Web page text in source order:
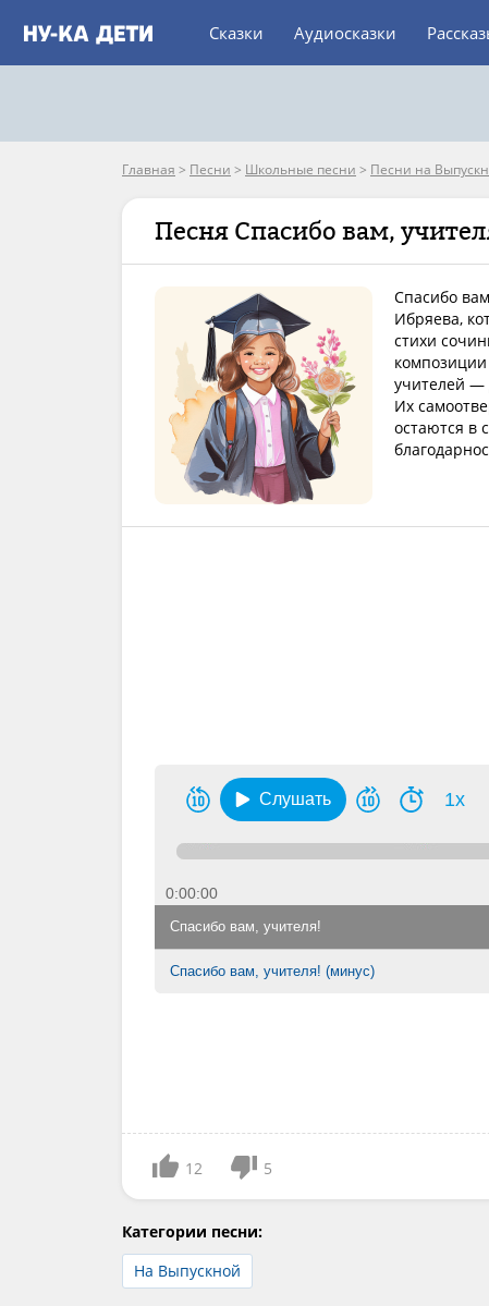
Сказки Аудиосказки
Главная > Песни > Школьные песни > Песни на
Песня Спасибо вам,
Спасибо
Ибряева,
стихи
учителей —
Их
остаются в
Слушать 1x
0:00:00
Спасибо вам, учителя!
Спасибо вам, учителя! (минус)
12 5
Категории песни:
На Выпускной